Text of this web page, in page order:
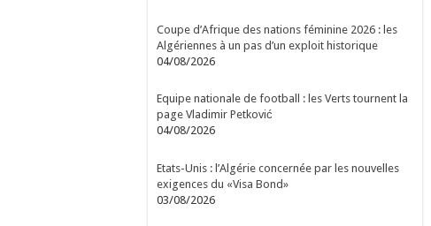
Coupe d’Afrique des nations féminine 2026 : les
Algériennes à un pas d’un exploit historique
04/08/2026
Equipe nationale de football : les Verts tournent la
page Vladimir Petković
04/08/2026
Etats-Unis : l’Algérie concernée par les nouvelles
exigences du «Visa Bond»
03/08/2026